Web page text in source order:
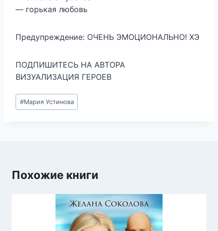
— горькая любовь
Предупреждение: ОЧЕНЬ ЭМОЦИОНАЛЬНО! ХЭ
ПОДПИШИТЕСЬ НА АВТОРА
ВИЗУАЛИЗАЦИЯ ГЕРОЕВ
Метки
записи:
#Мария Устинова
Похожие книги